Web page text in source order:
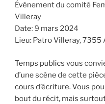
Événement du comité
Villeray
Date: 9 mars 2024
Lieu: Patro Villeray, 7355
Temps publics vous
d’une scène de cette
cours d’écriture. Vous
bout du récit, mais